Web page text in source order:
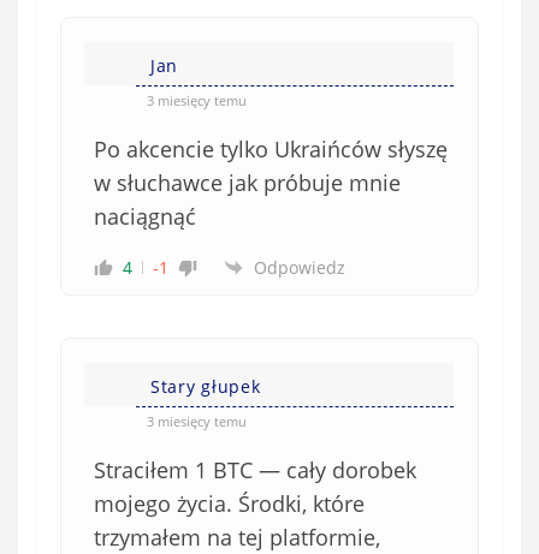
Jan
3 miesięcy temu
Po akcencie tylko Ukraińców słyszę
w słuchawce jak próbuje mnie
naciągnąć
4 -1 Odpowiedz
Stary głupek
3 miesięcy temu
Straciłem 1 BTC — cały dorobek
mojego życia. Środki, które
trzymałem na tej platformie,